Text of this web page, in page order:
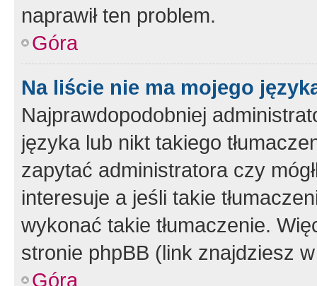
naprawił ten problem.
Góra
Na liście nie ma mojego
Najprawdopodobniej
języka lub nikt takiego
zapytać administratora czy
interesuje a jeśli takie
wykonać takie tłumaczenie.
stronie phpBB (link znajdziesz
Góra